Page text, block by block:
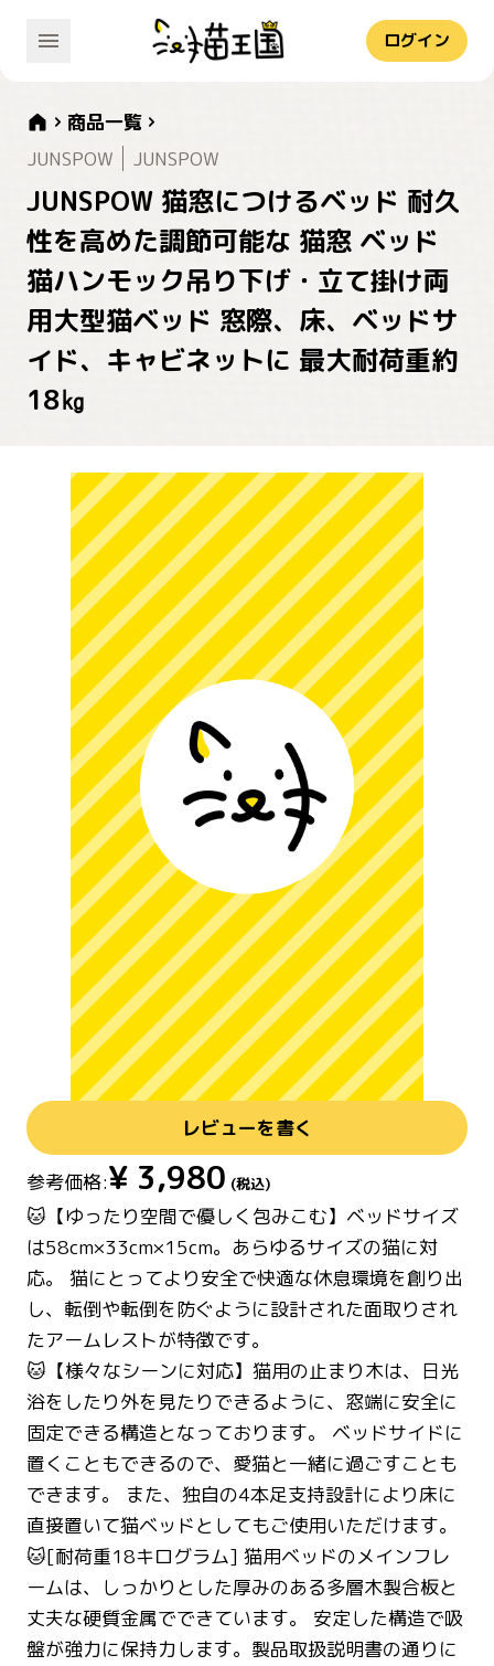
ログイン
商品一覧
JUNSPOW
JUNSPOW
JUNSPOW 猫窓につけるベッド 耐久
性を高めた調節可能な 猫窓 ベッド
猫ハンモック吊り下げ・立て掛け両
用大型猫ベッド 窓際、床、ベッドサ
イド、キャビネットに 最大耐荷重約
18㎏
レビューを書く
参考価格:¥ 3,980 (税込)
🐱【ゆったり空間で優しく包みこむ】ベッドサイズ
は58cm×33cm×15cm。あらゆるサイズの猫に対
応。 猫にとってより安全で快適な休息環境を創り出
し、転倒や転倒を防ぐように設計された面取りされ
たアームレストが特徴です。
🐱【様々なシーンに対応】猫用の止まり木は、日光
浴をしたり外を見たりできるように、窓端に安全に
固定できる構造となっております。 ベッドサイドに
置くこともできるので、愛猫と一緒に過ごすことも
できます。 また、独自の4本足支持設計により床に
直接置いて猫ベッドとしてもご使用いただけます。
🐱[耐荷重18キログラム] 猫用ベッドのメインフレ
ームは、しっかりとした厚みのある多層木製合板と
丈夫な硬質金属でできています。 安定した構造で吸
盤が強力に保持力します。製品取扱説明書の通りに